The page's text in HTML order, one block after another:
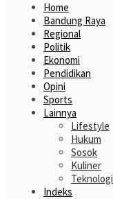
Home
Bandung Raya
Regional
Politik
Ekonomi
Pendidikan
Opini
Sports
Lainnya
Lifestyle
Hukum
Sosok
Kuliner
Teknologi
Indeks